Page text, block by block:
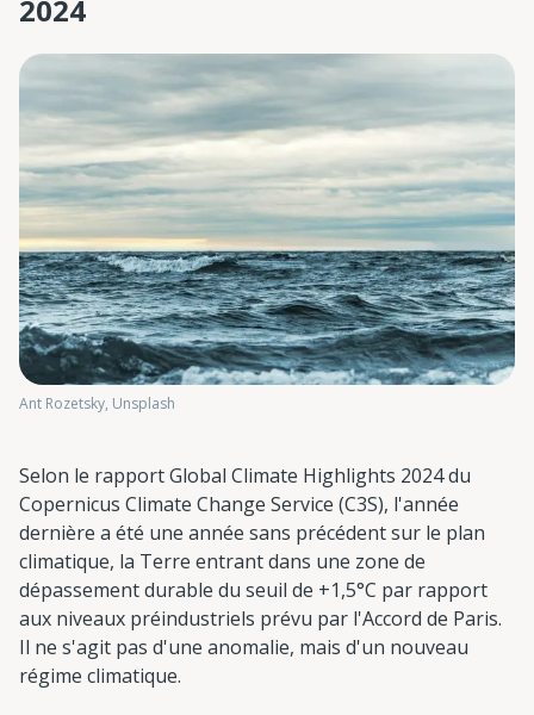
2024
Ant Rozetsky, Unsplash
Selon le rapport Global Climate Highlights 2024 du
Copernicus Climate Change Service (C3S), l'année
dernière a été une année sans précédent sur le plan
climatique, la Terre entrant dans une zone de
dépassement durable du seuil de +1,5°C par rapport
aux niveaux préindustriels prévu par l'Accord de Paris.
Il ne s'agit pas d'une anomalie, mais d'un nouveau
régime climatique.